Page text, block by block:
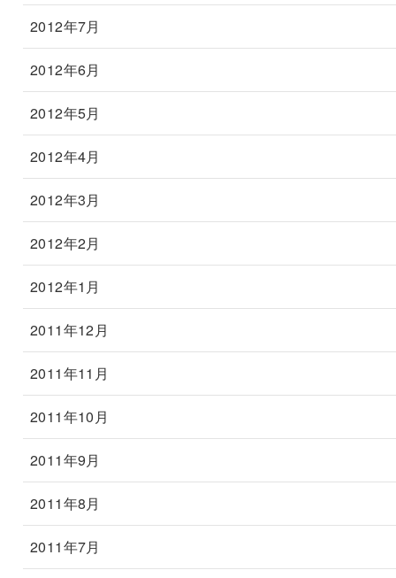
2012年7月
2012年6月
2012年5月
2012年4月
2012年3月
2012年2月
2012年1月
2011年12月
2011年11月
2011年10月
2011年9月
2011年8月
2011年7月